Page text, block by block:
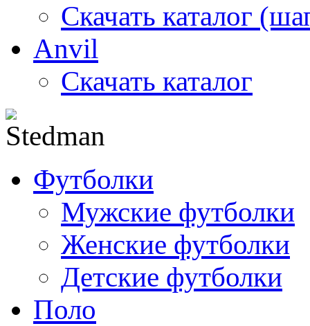
Скачать каталог
Anvil
Скачать каталог
Футболки
Мужские футболки
Женские футболки
Детские футболки
Поло